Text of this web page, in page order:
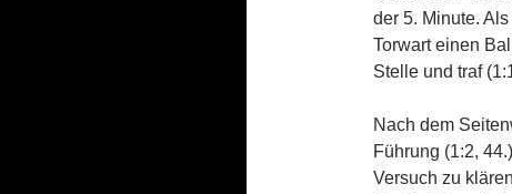
der 5. Minute.
Torwart einen
Stelle und traf
Nach dem
Führung (1:2,
Versuch zu